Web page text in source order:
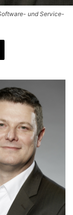
und Service-